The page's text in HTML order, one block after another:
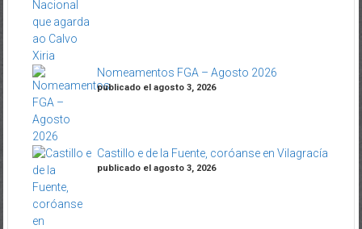
Nomeamentos FGA – Agosto 2026
publicado el agosto 3, 2026
Castillo e de la Fuente, coróanse en Vilagracía
publicado el agosto 3, 2026